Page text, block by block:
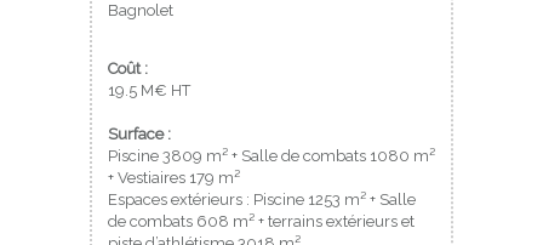
Bagnolet
Coût :
19.5 M€ HT
Surface :
Piscine 3809 m² + Salle de combats 1080 m²
+ Vestiaires 179 m²
Espaces extérieurs : Piscine 1253 m² + Salle
de combats 608 m² + terrains extérieurs et